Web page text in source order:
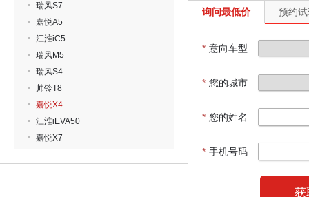
瑞风S7
嘉悦A5
江淮iC5
瑞风M5
瑞风S4
帅铃T8
嘉悦X4
江淮iEVA50
嘉悦X7
询问最低价 预约
* 意向车型
* 您的城市
* 您的姓名
* 手机号码
获